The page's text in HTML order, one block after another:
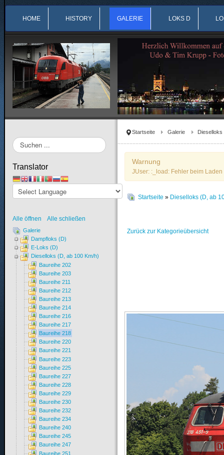
HOME HISTORY GALERIE LOKS D
Startseite Galerie
Warnung
JUser: :_load: Fehler beim
Startseite » Dieselloks (D, ab
Zurück zur Kategorieübersicht
Suchen
...
Translator
Alle öffnen Alle schließen
Galerie
Dampfloks (D)
E-Loks (D)
Dieselloks (D, ab 100 Km/h)
Baureihe 202
Baureihe 203
Baureihe 211
Baureihe 212
Baureihe 213
Baureihe 214
Baureihe 216
Baureihe 217
Baureihe 218
Baureihe 220
Baureihe 221
Baureihe 223
Baureihe 225
Baureihe 227
Baureihe 228
Baureihe 229
Baureihe 230
Baureihe 232
Baureihe 234
Baureihe 240
Baureihe 245
Baureihe 247
Baureihe 251